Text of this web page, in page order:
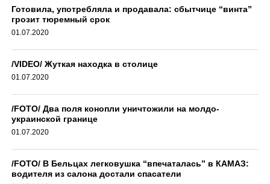
Готовила, употребляла и продавала: сбытчице “винта”
грозит тюремный срок
01.07.2020
/VIDEO/ Жуткая находка в столице
01.07.2020
/FOTO/ Два поля конопли уничтожили на молдо-
украинской границе
01.07.2020
/FOTO/ В Бельцах легковушка “впечаталась” в КАМАЗ:
водителя из салона достали спасатели